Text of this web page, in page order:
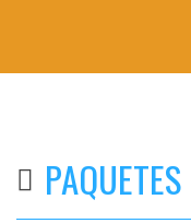
PAQUETES